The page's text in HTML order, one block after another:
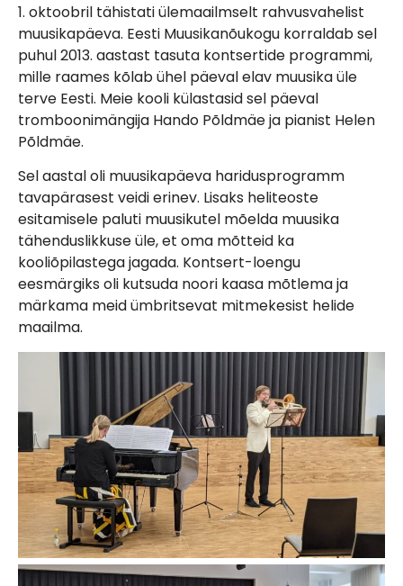
1. oktoobril tähistati ülemaailmselt rahvusvahelist
muusikapäeva. Eesti Muusikanõukogu korraldab sel
puhul 2013. aastast tasuta kontsertide programmi,
mille raames kõlab ühel päeval elav muusika üle
terve Eesti. Meie kooli külastasid sel päeval
tromboonimängija Hando Põldmäe ja pianist Helen
Põldmäe.
Sel aastal oli muusikapäeva haridusprogramm
tavapärasest veidi erinev. Lisaks heliteoste
esitamisele paluti muusikutel mõelda muusika
tähenduslikkuse üle, et oma mõtteid ka
kooliõpilastega jagada. Kontsert-loengu
eesmärgiks oli kutsuda noori kaasa mõtlema ja
märkama meid ümbritsevat mitmekesist helide
maailma.